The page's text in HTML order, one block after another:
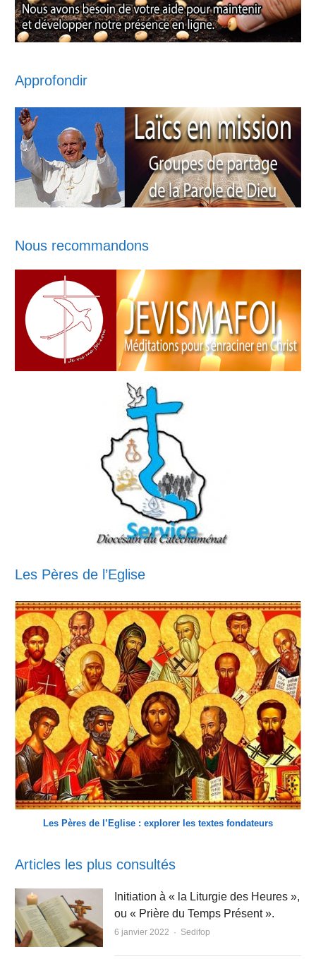
Approfondir
Nous recommandons
Les Pères de l’Eglise
Les Pères de l’Eglise : explorer les textes fondateurs
Articles les plus consultés
Initiation à « la Liturgie des Heures »,
ou « Prière du Temps Présent ».
6 janvier 2022 Author
Sedifop